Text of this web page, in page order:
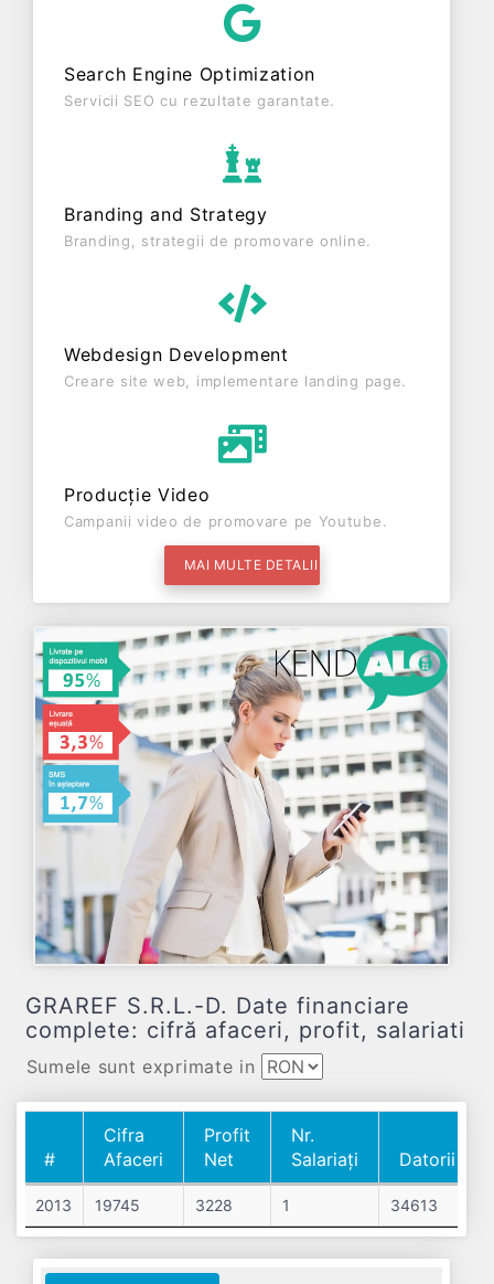
are status: FUNCTIUNE. Societatea nu este
Search Engine Optimization
Servicii SEO cu rezultate garantate.
Branding and Strategy
Branding, strategii de promovare online.
Webdesign Development
Creare site web, implementare landing page.
Producție Video
Campanii video de promovare pe Youtube.
MAI MULTE DETALII
GRAREF S.R.L.-D. Date financiare
complete: cifră afaceri, profit, salariati
Sumele sunt exprimate in
#
Cifra
Afaceri
Profit
Net
Nr.
Salariați
Datorii
#
Cifra
Afaceri
Profit
Net
Salariați
Datorii
2013 19745 3228 1 34613